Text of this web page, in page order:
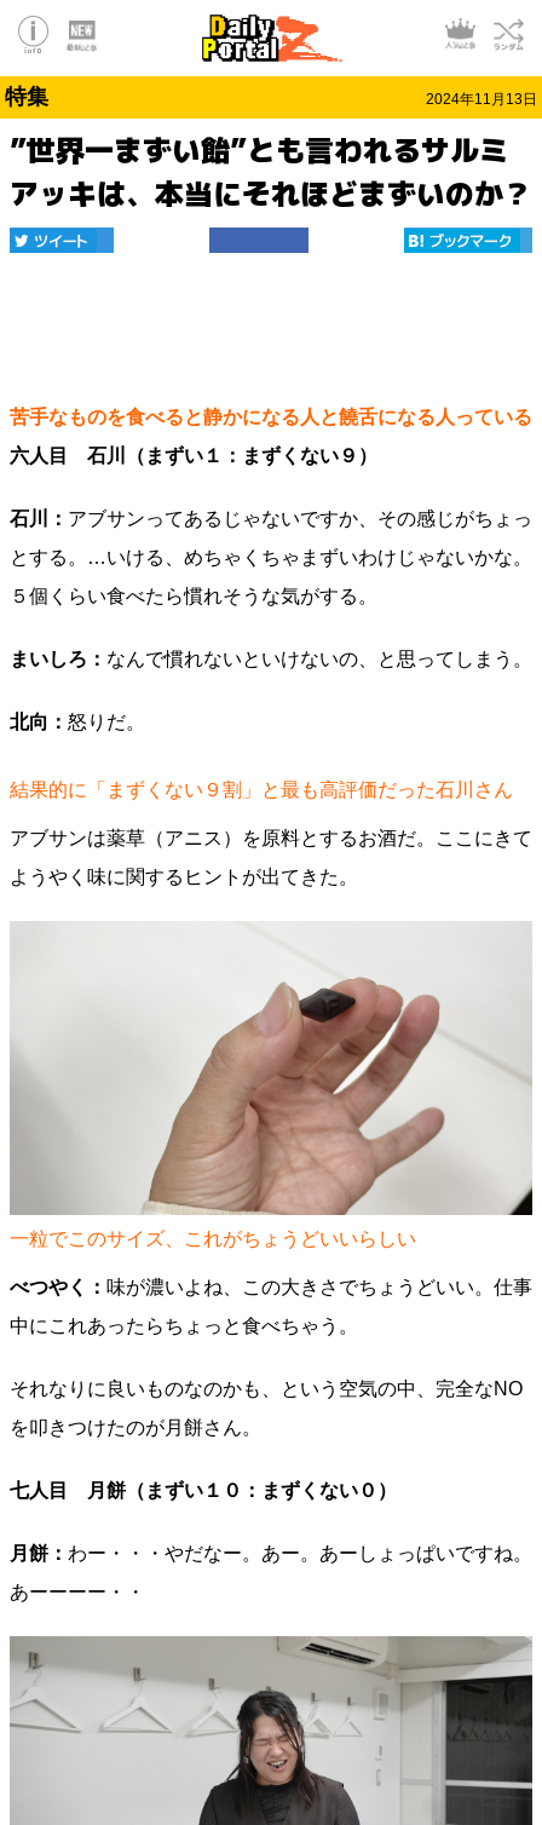
特集 2024年11月13日
”世界一まずい飴”とも言われるサルミ
アッキは、本当にそれほどまずいのか？
苦手なものを食べると静かになる人と饒舌になる人っている
六人目 石川（まずい１：まずくない９）
石川： アブサンってあるじゃないですか、その感じがちょっ
とする。…いける、めちゃくちゃまずいわけじゃないかな。
５個くらい食べたら慣れそうな気がする。
まいしろ： なんで慣れないといけないの、と思ってしまう。
北向： 怒りだ。
結果的に「まずくない９割」と最も高評価だった石川さん
アブサンは薬草（アニス）を原料とするお酒だ。ここにきて
ようやく味に関するヒントが出てきた。
一粒でこのサイズ、これがちょうどいいらしい
べつやく： 味が濃いよね、この大きさでちょうどいい。仕事
中にこれあったらちょっと食べちゃう。
それなりに良いものなのかも、という空気の中、完全なNO
を叩きつけたのが月餅さん。
七人目 月餅（まずい１０：まずくない０）
月餅： わー・・・やだなー。あー。あーしょっぱいですね。
あーーーー・・